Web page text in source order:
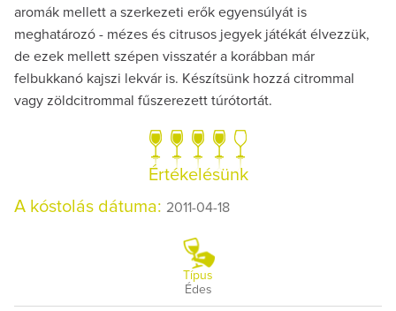
aromák mellett a szerkezeti erők egyensúlyát is
meghatározó - mézes és citrusos jegyek játékát élvezzük,
de ezek mellett szépen visszatér a korábban már
felbukkanó kajszi lekvár is. Készítsünk hozzá citrommal
vagy zöldcitrommal fűszerezett túrótortát.
Értékelésünk
A kóstolás dátuma: 2011-04-18
Típus
Édes